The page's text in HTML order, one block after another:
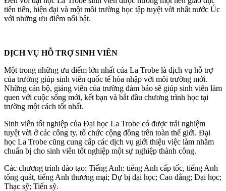
tiên tiến, hiện đại và một môi trường học tập tuyệt vời nhất nước Úc
với những ưu điểm nổi bật.
DỊCH VỤ HỖ TRỢ SINH VIÊN
Một trong những ưu điểm lớn nhất của La Trobe là dịch vụ hỗ trợ
của trường giúp sinh viên quốc tế hòa nhập với môi trường mới.
Những cán bộ, giảng viên của trường đảm bảo sẽ giúp sinh viên làm
quen với cuộc sống mới, kết bạn và bắt đầu chương trình học tại
trường một cách tốt nhất.
Sinh viên tốt nghiệp của Đại học La Trobe có được trải nghiệm
tuyệt vời ở các công ty, tổ chức cộng đồng trên toàn thế giới. Đại
học La Trobe cũng cung cấp các dịch vụ giới thiệu việc làm nhằm
chuẩn bị cho sinh viên tốt nghiệp một sự nghiệp thành công.
Các chương trình đào tạo: Tiếng Anh: tiếng Anh cấp tốc, tiếng Anh
tổng quát, tiếng Anh thương mại; Dự bị đại học; Cao đẳng; Đại học;
Thạc sỹ; Tiến sỹ.